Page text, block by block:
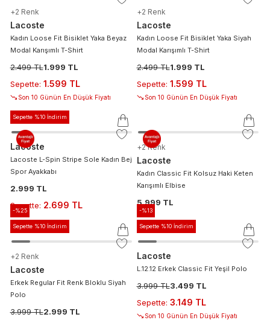
+2 Renk
Lacoste
Kadın Loose Fit Bisiklet Yaka Beyaz
Modal Karışımlı T-Shirt
2.499 TL1.999 TL
Sepette: 1.599 TL
Son 10 Günün En Düşük Fiyatı
+2 Renk
Lacoste
Kadın Loose Fit Bisiklet Yaka Siyah
Modal Karışımlı T-Shirt
2.499 TL1.999 TL
Sepette: 1.599 TL
Son 10 Günün En Düşük Fiyatı
Sepette %10 İndirim
Lacoste
Lacoste L-Spin Stripe Sole Kadın Bej
Spor Ayakkabı
2.999 TL
Sepette: 2.699 TL
+2 Renk
Lacoste
Kadın Classic Fit Kolsuz Haki Keten
Karışımlı Elbise
5.999 TL
-%25
Sepette %10 İndirim
+2 Renk
Lacoste
Erkek Regular Fit Renk Bloklu Siyah
Polo
3.999 TL2.999 TL
-%13
Sepette %10 İndirim
Lacoste
L.12.12 Erkek Classic Fit Yeşil Polo
3.999 TL3.499 TL
Sepette: 3.149 TL
Son 10 Günün En Düşük Fiyatı